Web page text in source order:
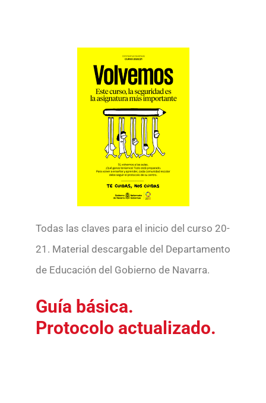
Todas las claves para el inicio del curso 20-
21. Material descargable del Departamento
de Educación del Gobierno de Navarra.
Guía básica.
Protocolo actualizado.